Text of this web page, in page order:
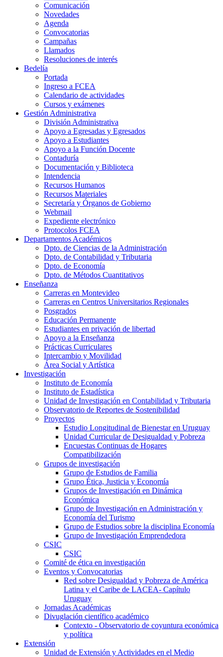
Comunicación
Novedades
Agenda
Convocatorias
Campañas
Llamados
Resoluciones de interés
Bedelía
Portada
Ingreso a FCEA
Calendario de actividades
Cursos y exámenes
Gestión Administrativa
División Administrativa
Apoyo a Egresadas y Egresados
Apoyo a Estudiantes
Apoyo a la Función Docente
Contaduría
Documentación y Biblioteca
Intendencia
Recursos Humanos
Recursos Materiales
Secretaría y Órganos de Gobierno
Webmail
Expediente electrónico
Protocolos FCEA
Departamentos Académicos
Dpto. de Ciencias de la Administración
Dpto. de Contabilidad y Tributaria
Dpto. de Economía
Dpto. de Métodos Cuantitativos
Enseñanza
Carreras en Montevideo
Carreras en Centros Universitarios Regionales
Posgrados
Educación Permanente
Estudiantes en privación de libertad
Apoyo a la Enseñanza
Prácticas Curriculares
Intercambio y Movilidad
Área Social y Artística
Investigación
Instituto de Economía
Instituto de Estadística
Unidad de Investigación en Contabilidad y Tributaria
Observatorio de Reportes de Sostenibilidad
Proyectos
Estudio Longitudinal de Bienestar en Uruguay
Unidad Curricular de Desigualdad y Pobreza
Encuestas Continuas de Hogares
Compatibilización
Grupos de investigación
Grupo de Estudios de Familia
Grupo Ética, Justicia y Economía
Grupos de Investigación en Dinámica
Económica
Grupo de Investigación en Administración y
Economía del Turismo
Grupo de Estudios sobre la disciplina Economía
Grupo de Investigación Emprendedora
CSIC
CSIC
Comité de ética en investigación
Eventos y Convocatorias
Red sobre Desigualdad y Pobreza de América
Latina y el Caribe de LACEA- Capítulo
Uruguay
Jornadas Académicas
Divuglación científico académico
Contexto - Observatorio de coyuntura económica
y política
Extensión
Unidad de Extensión y Actividades en el Medio